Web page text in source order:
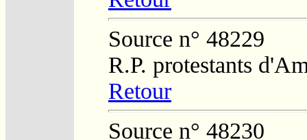
Source n° 48229
R.P. protestants
Retour
Source n° 48230